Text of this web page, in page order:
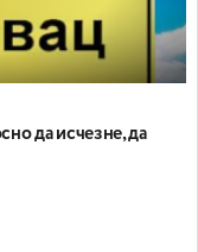
да исчезне, да